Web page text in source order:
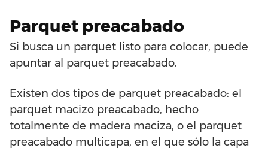
Parquet preacabado
Si busca un parquet listo para colocar, puede
apuntar al parquet preacabado.
Existen dos tipos de parquet preacabado: el
parquet macizo preacabado, hecho
totalmente de madera maciza, o el parquet
preacabado multicapa, en el que sólo la capa